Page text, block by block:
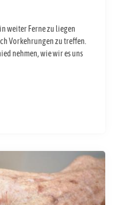
weiter Ferne zu liegen
Vorkehrungen zu treffen.
nehmen, wie wir es uns